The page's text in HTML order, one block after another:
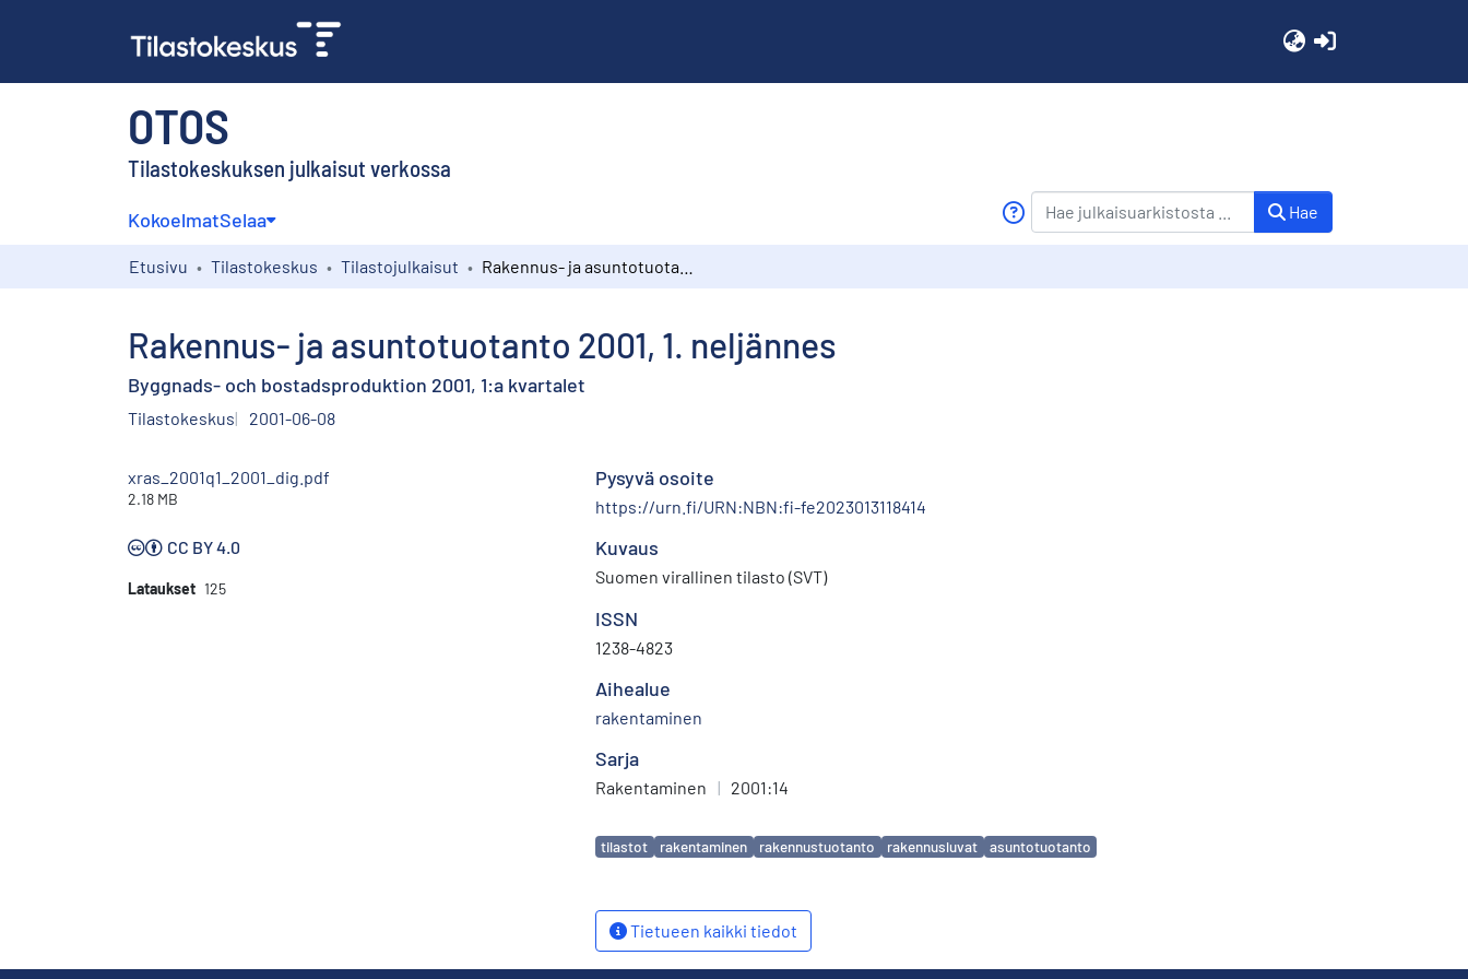
OTOS
Tilastokeskuksen julkaisut verkossa
KokoelmatSelaa Hae
Etusivu Tilastokeskus Tilastojulkaisut
Rakennus- ja asuntotuotanto 2001, 1. neljännes
Byggnads- och bostadsproduktion 2001, 1:a kvartalet
Tilastokeskus 2001-06-08
xras_2001q1_2001_dig.pdf
2.18 MB
CC BY 4.0
Lataukset 125
Pysyvä osoite
https://urn.fi/URN:NBN:fi-fe2023013118414
Kuvaus
Suomen virallinen tilasto (SVT)
ISSN
1238-4823
Aihealue
rakentaminen
Sarja
Rakentaminen | 2001:14
Avainsanat
tilastot rakentaminen rakennustuotanto rakennusluvat asuntotuotanto
Tietueen kaikki tiedot